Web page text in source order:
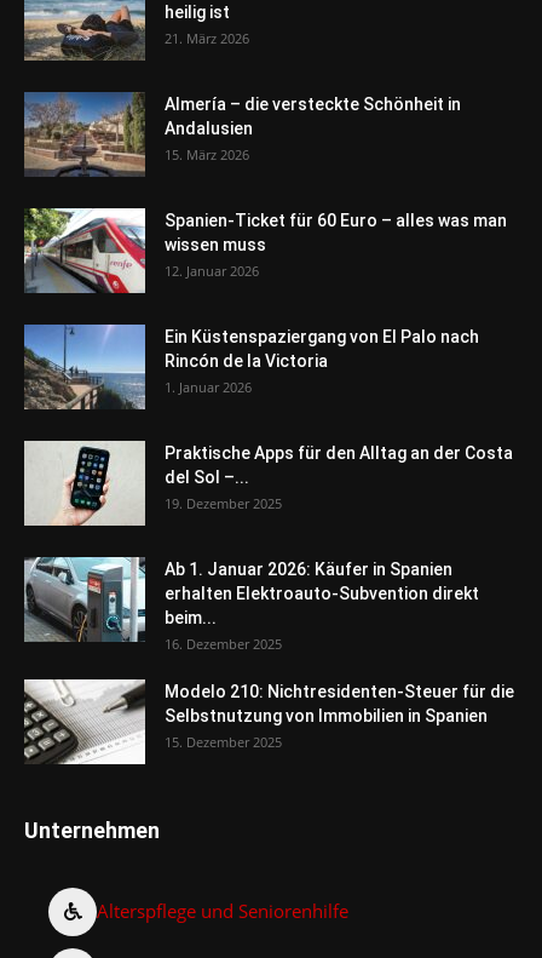
heilig ist
21. März 2026
Almería – die versteckte Schönheit in
Andalusien
15. März 2026
Spanien-Ticket für 60 Euro – alles was man
wissen muss
12. Januar 2026
Ein Küstenspaziergang von El Palo nach
Rincón de la Victoria
1. Januar 2026
Praktische Apps für den Alltag an der Costa
del Sol –...
19. Dezember 2025
Ab 1. Januar 2026: Käufer in Spanien
erhalten Elektroauto-Subvention direkt
beim...
16. Dezember 2025
Modelo 210: Nichtresidenten-Steuer für die
Selbstnutzung von Immobilien in Spanien
15. Dezember 2025
Unternehmen
Alterspflege und Seniorenhilfe